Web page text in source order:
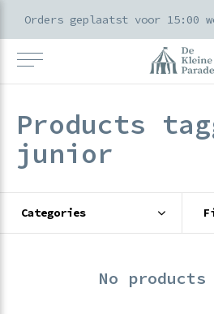
Products
junior
Categories
No products